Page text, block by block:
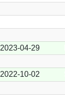
2023-04-29
2022-10-02